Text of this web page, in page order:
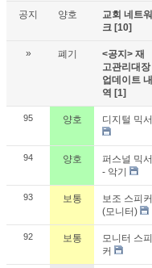
공지 양호
교회 네트워
크 [10]
» 폐기
<공지> 재
고관리대장
업데이트 내
역 [1]
95 양호 디지털 믹서
94 양호
퍼스널 믹서
- 악기
93 보통
보조 스피커
(모니터)
92 보통
모니터 스피
커